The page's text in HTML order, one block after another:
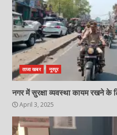
ताजा खबर नूरपुर
नगर में सुरक्षा व्यवस्था कायम रखने के
April 3, 2025